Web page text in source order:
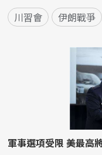
川習會 伊朗戰爭
軍事選項受限 美最高